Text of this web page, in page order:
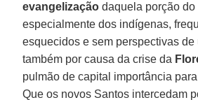
evangelização daquela porção
especialmente dos indígenas,
esquecidos e sem perspectivas de
também por causa da crise da
pulmão de capital importância
Que os novos Santos intercedam